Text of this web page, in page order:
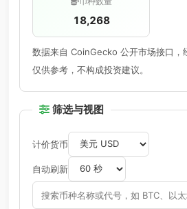
18,268
数据来自 CoinGecko 公开市场接口，
仅供参考，不构成投资建议。
筛选与视图
计价货币
自动刷新